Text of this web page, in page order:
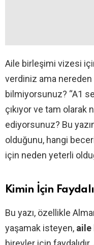
Aile birleşimi vizesi
verdiniz ama nereden
bilmiyorsunuz? “A1
çıkıyor ve tam
ediyorsunuz? Bu
olduğunu, hangi
için neden yeterli
Kimin İçin
Bu yazı, özellikle
yaşamak isteyen, aile